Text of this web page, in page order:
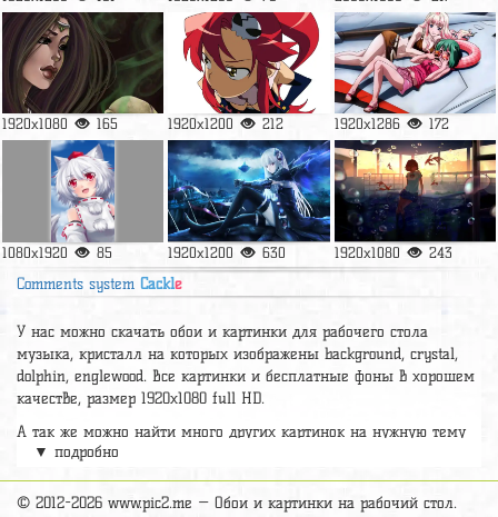
1920x1080 165 1920x1200 212 1920x1286 172
1080x1920 85 1920x1200 630 1920x1080 243
Comments system Cackle
У нас можно скачать обои и картинки для рабочего стола
музыка, кристалл на которых изображены background, crystal,
dolphin, englewood. Все картинки и бесплатные фоны в хорошем
качестве, размер 1920х1080 full HD.
А так же можно найти много других картинок на нужную тему
разделобои Аниме
большое количество красивых широкоформатных картинок, фото
и обоев хорошего hd качества бесплатно и на телефон.
▼ подробно
© 2012-2026 www.pic2.me — Обои и картинки на рабочий стол.